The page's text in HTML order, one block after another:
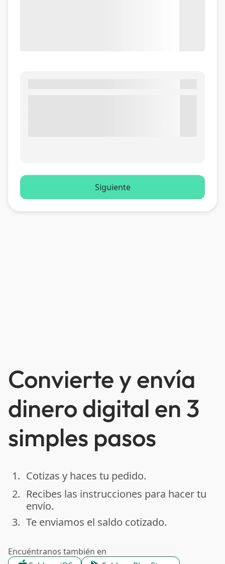
Convierte y envía
dinero digital en 3
simples pasos
done
1. Cotizas y haces tu pedido.
done
2. Recibes las instrucciones para hacer tu
envío.
done
3. Te enviamos el saldo cotizado.
Encuéntranos también en
Siguiente